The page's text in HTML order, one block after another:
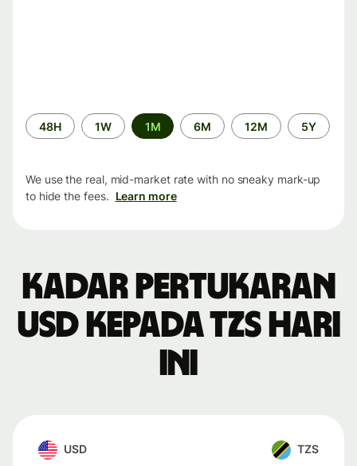
Time
period
48H 1W 1M 6M 12M 5Y
We use the real, mid-market rate with no sneaky mark-up
to hide the fees. Learn more
Kadar pertukaran
USD kepada TZS hari
ini
USD TZS